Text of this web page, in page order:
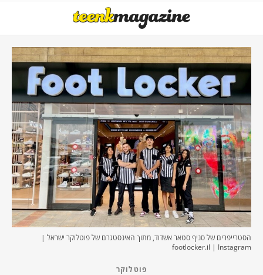
הסטרייפרים של סניף סטאר אשדוד, מתוך האינסטגרם של פוטלוקר ישראל |
footlocker.il | Instagram
פוטלוקר